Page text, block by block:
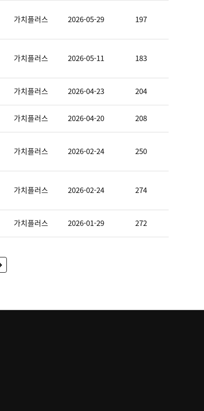
가치플러스 2026-05-29 197
가치플러스 2026-05-11 183
가치플러스 2026-04-23 204
가치플러스 2026-04-20 208
가치플러스 2026-02-24 250
가치플러스 2026-02-24 274
가치플러스 2026-01-29 272